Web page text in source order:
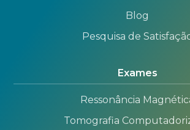
Blog
Pesquisa de
Exames
Ressonância
Tomografia